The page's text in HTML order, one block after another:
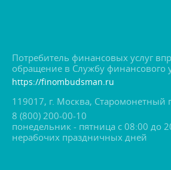
Потребитель финансовых услуг
обращение в Службу финансового
https://finombudsman.ru
119017, г. Москва, Старомонетный
8 (800) 200-00-10
понедельник - пятница с 08:00 до
нерабочих праздничных дней